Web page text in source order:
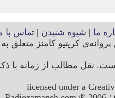
ما | شیوه شنیدن |تماس با
کریتیو کامنز متعلق به
نقل مطالب از زمانه با
licensed under a